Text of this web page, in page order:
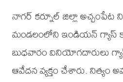
నాగర్ కర్నూల్ జిల్లా
మండలంలోని ఇండియన్ గ్యాస్
బుధవారం వినియోగదారులు
ఆవేదన వ్యక్తం చేశారు.